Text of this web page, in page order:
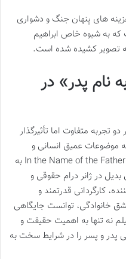
های پنهان جنگ و دشواری
به شیوه خاص ابراهیم
به تصویر کشیده شده است.
نام پدر» در
تجربه متفاوت اما تأثیرگذار
موضوعات عمیق انسانی و
اجتماعی پرداخته اند. فیلم «In the Name of the Father» (۱۹۹۳) به
در ژانر درام حقوقی و
کارگردانی قدرتمند و
خانوادگی، توانست جایگاهی
نه تنها به اهمیت حقیقت و
پدر و پسر را در شرایط سخت به